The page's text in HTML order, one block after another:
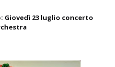
Giovedì 23 luglio concerto